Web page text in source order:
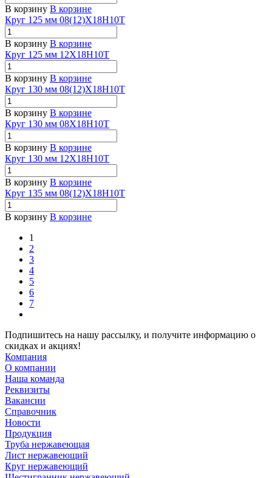
В корзину В корзине
Круг 125 мм 08(12)Х18Н10Т
В корзину В корзине
Круг 125 мм 12Х18Н10Т
В корзину В корзине
Круг 130 мм 08(12)Х18Н10Т
В корзину В корзине
Круг 130 мм 08Х18Н10Т
В корзину В корзине
Круг 130 мм 12Х18Н10Т
В корзину В корзине
Круг 135 мм 08(12)Х18Н10Т
В корзину В корзине
1
2
3
4
5
6
7
Подпишитесь на нашу рассылку, и получите информацию о
скидках и акциях!
Компания
О компании
Наша команда
Реквизиты
Вакансии
Справочник
Новости
Продукция
Труба нержавеющая
Лист нержавеющий
Круг нержавеющий